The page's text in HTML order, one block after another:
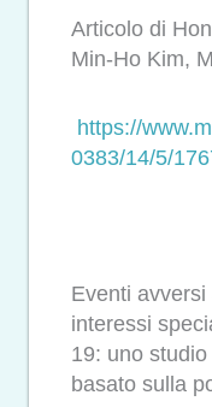
Articolo di
Min-Ho Kim,
https://
0383/14/5/
Eventi
interessi
19: uno
basato sulla